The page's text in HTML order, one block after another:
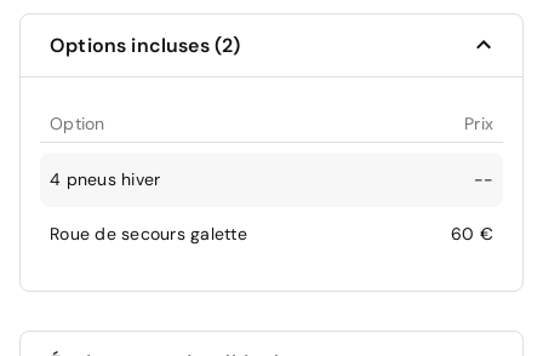
Options incluses (2)
Option Prix
4 pneus hiver --
Roue de secours galette 60 €